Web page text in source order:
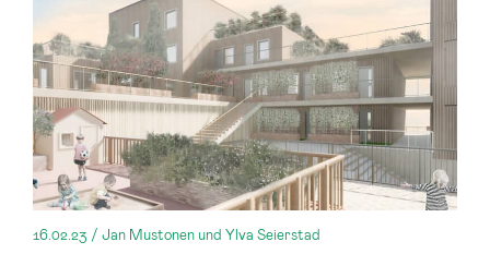
16.02.23 / Jan Mustonen und Ylva Seierstad